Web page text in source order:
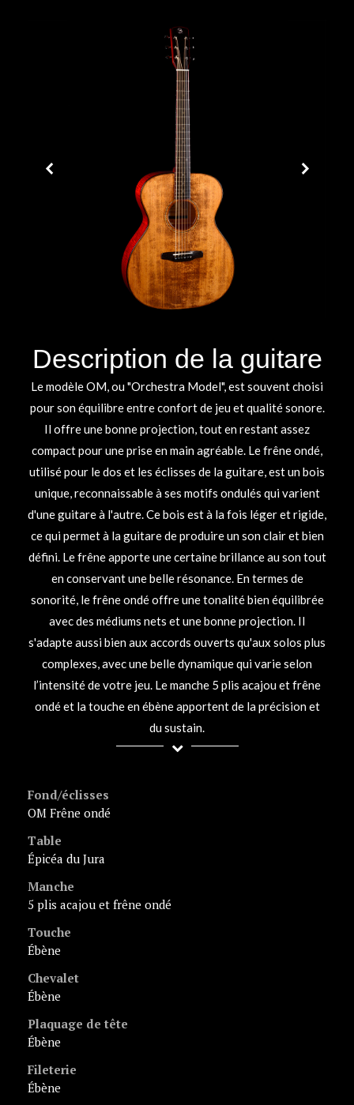
Description de la guitare
Le modèle OM, ou "Orchestra Model", est souvent choisi
pour son équilibre entre confort de jeu et qualité sonore.
Il offre une bonne projection, tout en restant assez
compact pour une prise en main agréable. Le frêne ondé,
utilisé pour le dos et les éclisses de la guitare, est un bois
unique, reconnaissable à ses motifs ondulés qui varient
d'une guitare à l'autre. Ce bois est à la fois léger et rigide,
ce qui permet à la guitare de produire un son clair et bien
défini. Le frêne apporte une certaine brillance au son tout
en conservant une belle résonance. En termes de
sonorité, le frêne ondé offre une tonalité bien équilibrée
avec des médiums nets et une bonne projection. Il
s'adapte aussi bien aux accords ouverts qu'aux solos plus
complexes, avec une belle dynamique qui varie selon
l’intensité de votre jeu. Le manche 5 plis acajou et frêne
ondé et la touche en ébène apportent de la précision et
du sustain.
Fond/éclisses
OM Frêne ondé
Table
épicéa du Jura
Manche
5 plis acajou et frêne ondé
Touche
ébène
Chevalet
ébène
Plaquage de tête
ébène
Fileterie
ébène